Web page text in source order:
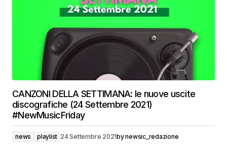
CANZONI DELLA SETTIMANA: le nuove uscite
discografiche (24 Settembre 2021)
#NewMusicFriday
news playlist 24 Settembre 2021bynewsic_redazione